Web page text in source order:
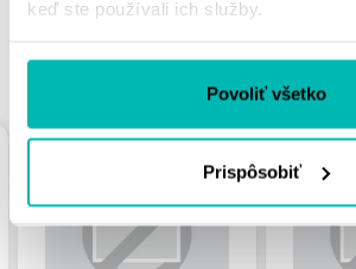
keď ste používali ich služby.
Povoliť všetko
Prispôsobiť
PODOBNÉ